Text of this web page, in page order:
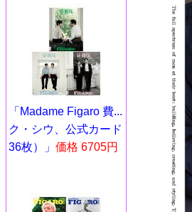
「Madame Figaro 費...
ク・シウ、公式カード
36枚）」 価格 6705円